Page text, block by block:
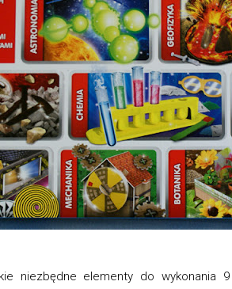
niezbędne elementy do wykonania